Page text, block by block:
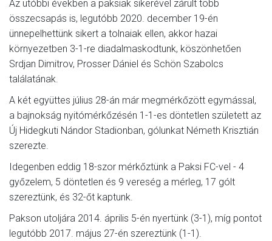
Az utóbbi években a paksiak sikerével zárult több
összecsapás is, legutóbb 2020. december 19-én
ünnepelhettünk sikert a tolnaiak ellen, akkor hazai
környezetben 3-1-re diadalmaskodtunk, köszönhetően
Srdjan Dimitrov, Prosser Dániel és Schön Szabolcs
találatának.
A két együttes július 28-án már megmérkőzött egymással,
a bajnokság nyitómérkőzésén 1-1-es döntetlen született az
Új Hidegkuti Nándor Stadionban, gólunkat Németh Krisztián
szerezte.
Idegenben eddig 18-szor mérkőztünk a Paksi FC-vel - 4
győzelem, 5 döntetlen és 9 vereség a mérleg, 17 gólt
szereztünk, és 32-őt kaptunk.
Pakson utoljára 2014. április 5-én nyertünk (3-1), míg pontot
legutóbb 2017. május 27-én szereztünk (1-1).